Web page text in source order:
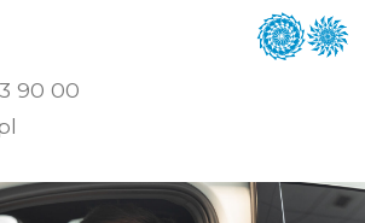
90 00